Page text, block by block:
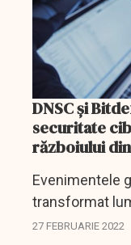
DNSC și
securitate
războiului
Evenimentele
transformat
într-un
27 FEBRUARIE 2022